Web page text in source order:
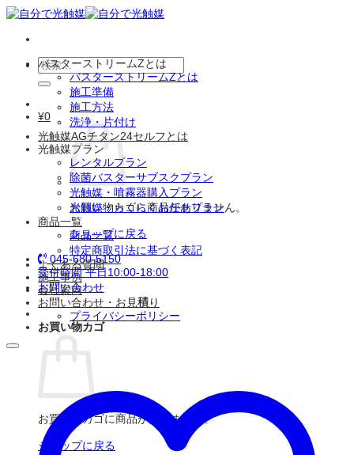
Skip
content
検
¥0
お買い物カゴに商品がありません。
ショップに戻る
045-680-5150
受付時間 平日10:00-18:00
お問い合わせ
お買い物カゴ
お買い物カゴに商品がありません。
ショップに戻る
バスターストリームZとは
バスターストリームZとは
施工準備
施工方法
洗浄・片付け
光触媒AGチタン24セルフとは
光触媒プラン
レンタルプラン
除菌バスターサブスクプラン
光触媒・噴霧器購入プラン
光触媒・らくらくお任せプラン
商品一覧
商品一覧
特定商取引法に基づく表記
よくある質問
施工事例
会社案内
お問い合わせ・お見積り
プライバシーポリシー